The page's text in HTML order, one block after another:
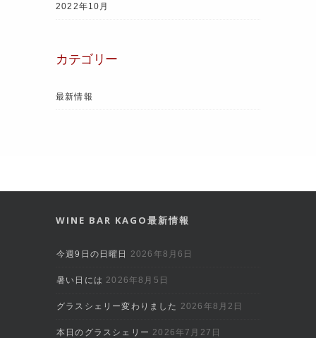
2022年10月
カテゴリー
最新情報
WINE BAR KAGO最新情報
今週9日の日曜日 2026年8月6日
暑い日には 2026年8月5日
グラスシェリー変わりました 2026年8月2日
本日のグラスシェリー 2026年7月27日